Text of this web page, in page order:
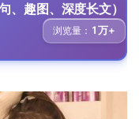
、趣图、深度长文）
浏览量： 1万+